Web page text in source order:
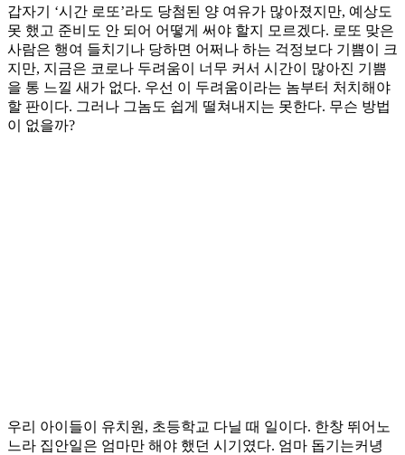
갑자기 ‘시간 로또’라도 당첨된 양 여유가 많아졌지만, 예상도
못 했고 준비도 안 되어 어떻게 써야 할지 모르겠다. 로또 맞은
사람은 행여 들치기나 당하면 어쩌나 하는 걱정보다 기쁨이 크
지만, 지금은 코로나 두려움이 너무 커서 시간이 많아진 기쁨
을 통 느낄 새가 없다. 우선 이 두려움이라는 놈부터 처치해야
할 판이다. 그러나 그놈도 쉽게 떨쳐내지는 못한다. 무슨 방법
이 없을까?
우리 아이들이 유치원, 초등학교 다닐 때 일이다. 한창 뛰어노
느라 집안일은 엄마만 해야 했던 시기였다. 엄마 돕기는커녕